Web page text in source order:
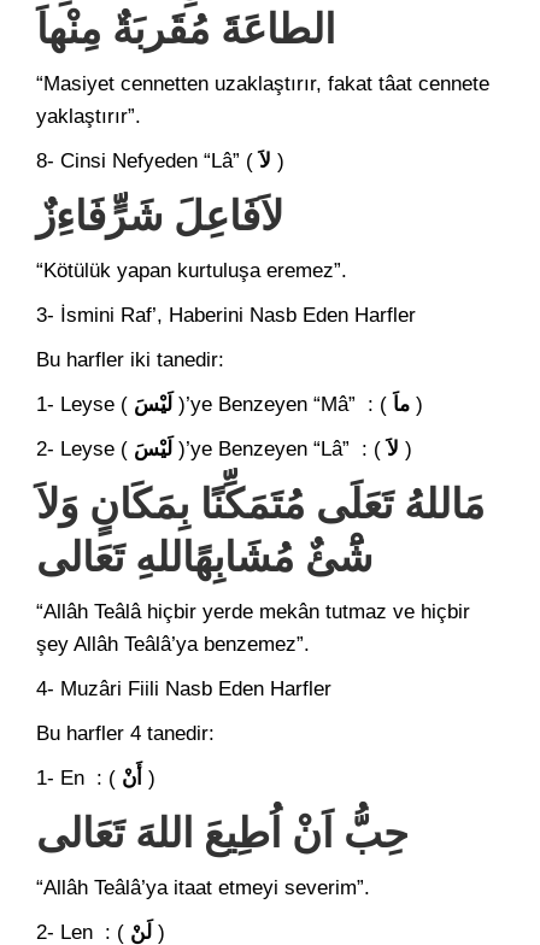
الطاعَةَ مُقَربَةٌ مِنْهاَ
“Masiyet cennetten uzaklaştırır, fakat tâat cennete
yaklaştırır”.
8- Cinsi Nefyeden “Lâ” ( لاَ )
لاَفَاعِلَ شَرٍّفَاءِزٌ
“Kötülük yapan kurtuluşa eremez”.
3- İsmini Raf’, Haberini Nasb Eden Harfler
Bu harfler iki tanedir:
1- Leyse ( لَيْسَ )’ye Benzeyen “Mâ” : ( ماَ )
2- Leyse ( لَيْسَ )’ye Benzeyen “Lâ” : (لاَ )
مَاللهُ تَعَلَى مُتَمَكِّنًا بِمَكَانٍ وَلاَ
شََْئٌ مُشَابِهًاللهِ تَعَالى
“Allâh Teâlâ hiçbir yerde mekân tutmaz ve hiçbir
şey Allâh Teâlâ’ya benzemez”.
4- Muzâri Fiili Nasb Eden Harfler
Bu harfler 4 tanedir:
1- En : ( أَنْ )
حِبُّ اَنْ اُطِيعَ اللهَ تَعَالى
“Allâh Teâlâ’ya itaat etmeyi severim”.
2- Len : ( لَنْ )